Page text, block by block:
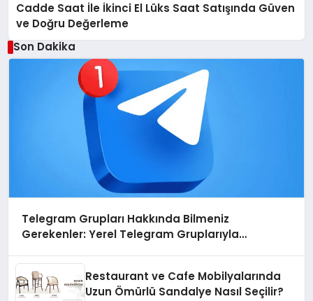
Cadde Saat İle İkinci El Lüks Saat Satışında Güven
ve Doğru Değerleme
Son Dakika
Telegram Grupları Hakkında Bilmeniz
Gerekenler: Yerel Telegram Gruplarıyla
Restaurant ve Cafe Mobilyalarında
Uzun Ömürlü Sandalye Nasıl Seçilir?